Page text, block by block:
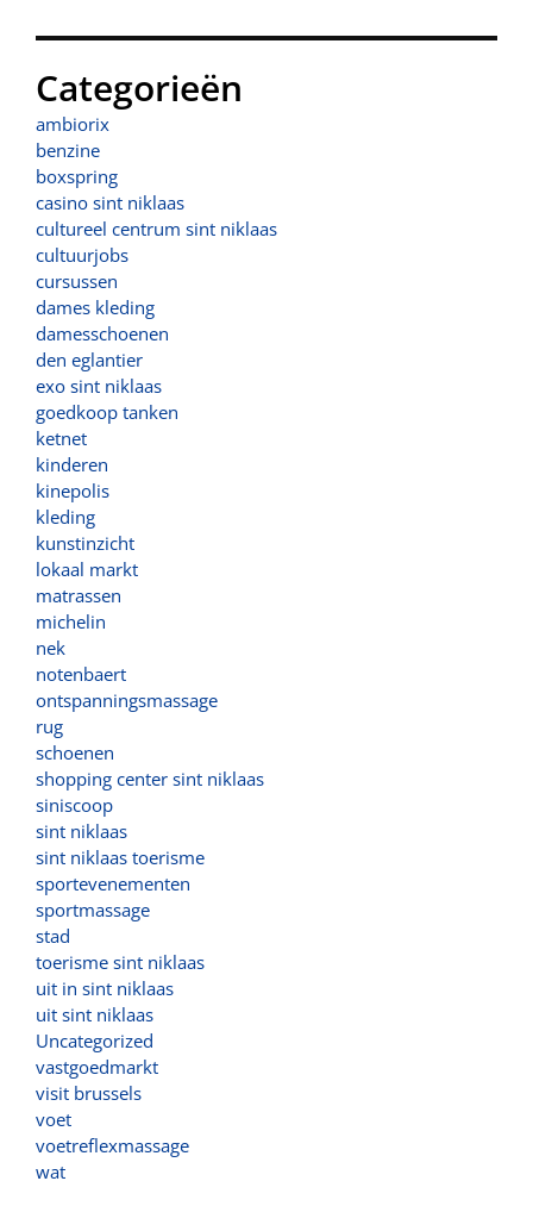
Categorieën
ambiorix
benzine
boxspring
casino sint niklaas
cultureel centrum sint niklaas
cultuurjobs
cursussen
dames kleding
damesschoenen
den eglantier
exo sint niklaas
goedkoop tanken
ketnet
kinderen
kinepolis
kleding
kunstinzicht
lokaal markt
matrassen
michelin
nek
notenbaert
ontspanningsmassage
rug
schoenen
shopping center sint niklaas
siniscoop
sint niklaas
sint niklaas toerisme
sportevenementen
sportmassage
stad
toerisme sint niklaas
uit in sint niklaas
uit sint niklaas
Uncategorized
vastgoedmarkt
visit brussels
voet
voetreflexmassage
wat